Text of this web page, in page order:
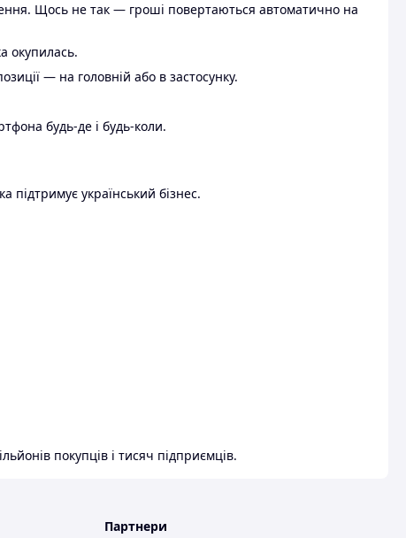
Щось не так — гроші повертаються автоматично на
окупилась.
— на головній або в застосунку.
будь-де і будь-коли.
підтримує український бізнес.
покупців і тисяч підприємців.
Партнери